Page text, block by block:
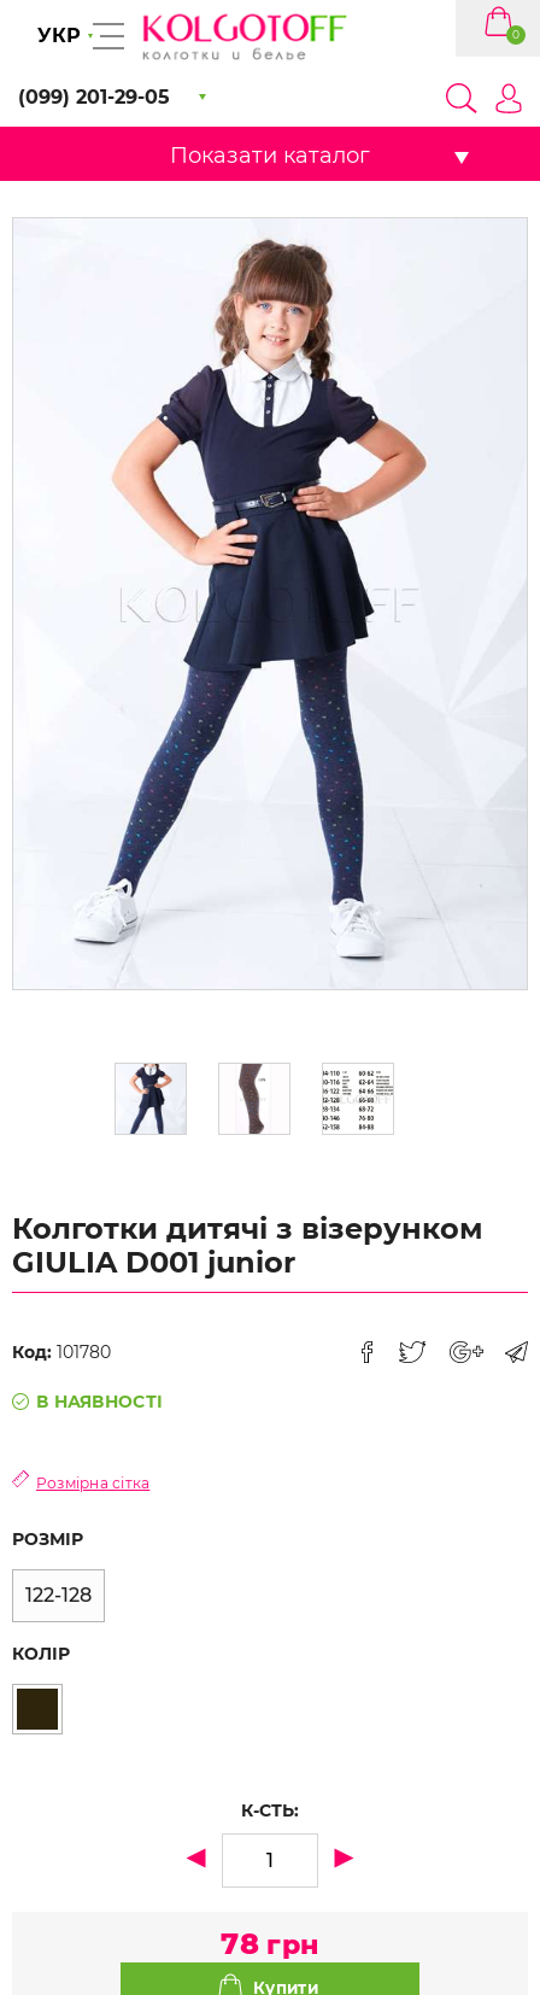
УКР
(099) 201-29-05
0
Показати каталог
Колготки дитячі з візерунком
GIULIA D001 junior
Код: 101780
В НАЯВНОСТІ
Розмірна сітка
РОЗМІР
122-128
КОЛІР
К-СТЬ:
78 грн